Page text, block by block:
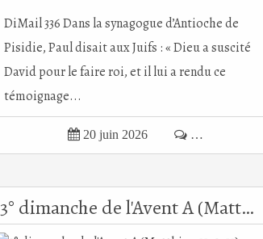
DiMail 336 Dans la synagogue d’Antioche de
Pisidie, Paul disait aux Juifs : « Dieu a suscité
David pour le faire roi, et il lui a rendu ce
témoignage...
 20 juin 2026  …
3° dimanche de l'Avent A (Matthieu 11, 2-11) (DiMail 147)